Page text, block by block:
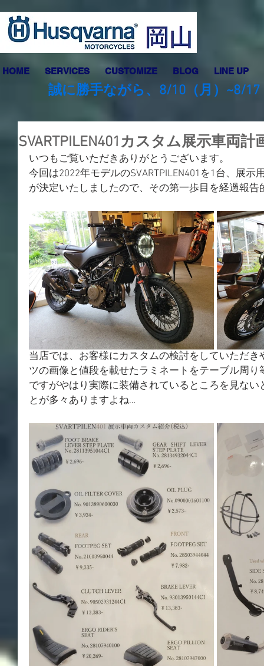
HOME SERVICES CUSTOMIZE BLOG LINE UP
誠に勝手ながら、8/10（月）~8/
SVARTPILEN401カスタム展示車両計
いつもご覧いただきありがとうございます。
今回は2022年モデルのSVARTPILEN401を1台、展
が決定いたしましたので、その第一歩目を経過報
当店では、お客様にカスタムの検討をしていただ
ツの画像と値段を載せたラミネートをテーブル周
ですがやはり実際に装備されているところを見な
とが多々ありますよね…